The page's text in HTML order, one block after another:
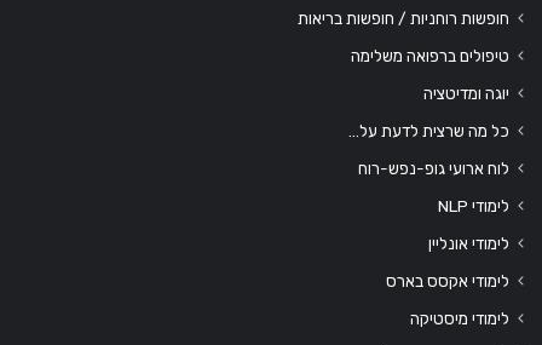
חופשות רוחניות / חופשות בריאות
טיפולים ברפואה משלימה
יוגה ומדיטציה
כל מה שרצית לדעת על…
לוח ארועי גופ-נפש-רוח
לימודי NLP
לימודי אונליין
לימודי אקסס בארס
לימודי מיסטיקה